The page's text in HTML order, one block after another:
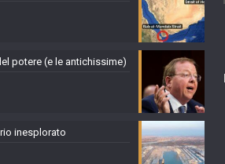
potere (e le antichissime)
inesplorato